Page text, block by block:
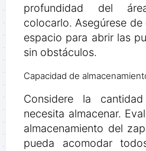
profundidad del
colocarlo. Asegúrese
espacio para abrir las
sin obstáculos.
Capacidad de
Considere la
necesita almacenar.
almacenamiento del
pueda acomodar